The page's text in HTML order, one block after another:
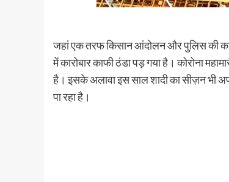
जहां एक तरफ किसान आंदोलन और पुलिस की कड़ी
में कारोबार काफी ठंडा पड़ गया है। कोरोना
है। इसके अलावा इस साल शादी का सीज़न भी
पा रहा है।